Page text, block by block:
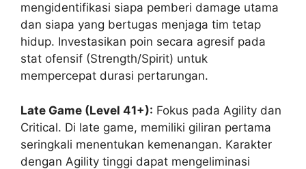
mengidentifikasi siapa pemberi damage utama
dan siapa yang bertugas menjaga tim tetap
hidup. Investasikan poin secara agresif pada
stat ofensif (Strength/Spirit) untuk
mempercepat durasi pertarungan.
Late Game (Level 41+): Fokus pada Agility dan
Critical. Di late game, memiliki giliran pertama
seringkali menentukan kemenangan. Karakter
dengan Agility tinggi dapat mengeliminasi